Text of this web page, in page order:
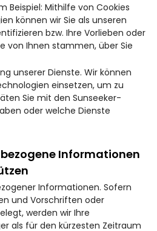
Beispiel: Mithilfe von Cookies
können wir Sie als unseren
bzw. Ihre Vorlieben oder
von Ihnen stammen, über Sie
unserer Dienste. Wir können
einsetzen, um zu
Sie mit den Sunseeker-
oder welche Dienste
Informationen
Informationen. Sofern
und Vorschriften oder
werden wir Ihre
als für den kürzesten Zeitraum